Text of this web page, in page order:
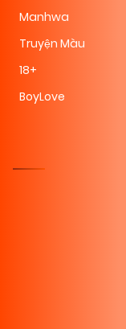
Manhwa
Truyện Màu
18+
BoyLove